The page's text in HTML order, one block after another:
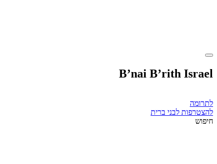
B’nai B’rith Israel
לתרומה
להצטרפות לבני ברית
חיפוש